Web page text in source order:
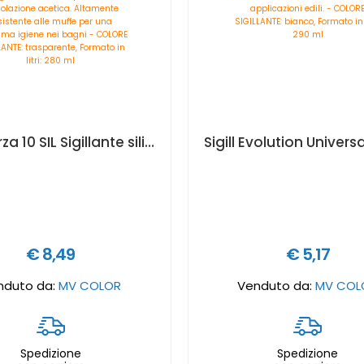
Sigill Forza 10 SIL Sigillante siliconico di altissima qualità con fungicida, monocomponente a reticolazione acetica. Altamente resistente alle muffe per una massima igiene nei bagni - COLORE SIGILLANTE: trasparente, Formato in litri: 280 ml
€ 8,49
da: MV COLOR
Spedizione
€ 5,17
Venduto da:MV
Spedizione